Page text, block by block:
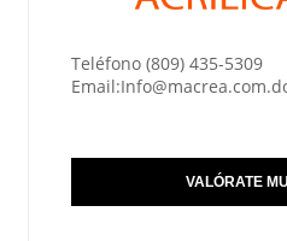
Teléfono (809) 435-5309
VALÓRATE